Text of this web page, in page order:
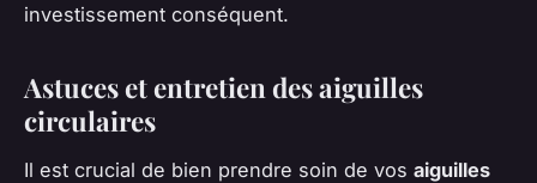
investissement conséquent.
Astuces et entretien des aiguilles
circulaires
Il est crucial de bien prendre soin de vos aiguilles